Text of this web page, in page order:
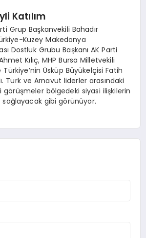
Katılım
Grup Başkanvekili Bahadır
Kuzey Makedonya
Dostluk Grubu Başkanı AK Parti
Kılıç, MHP Bursa Milletvekili
Türkiye’nin Üsküp Büyükelçisi Fatih
Türk ve Arnavut liderler arasındaki
görüşmeler bölgedeki siyasi ilişkilerin
sağlayacak gibi görünüyor.